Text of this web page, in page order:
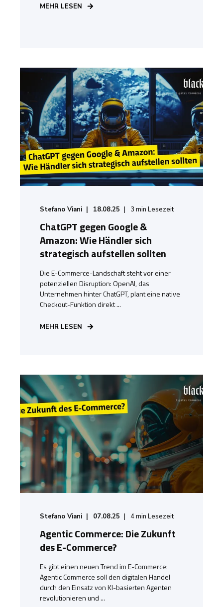
MEHR LESEN
Stefano Viani 18.08.25 3 min Lesezeit
ChatGPT gegen Google &
Amazon: Wie Händler sich
strategisch aufstellen sollten
Die E-Commerce-Landschaft steht vor einer
potenziellen Disruption: OpenAI, das
Unternehmen hinter ChatGPT, plant eine native
Checkout-Funktion direkt ...
MEHR LESEN
Stefano Viani 07.08.25 4min Lesezeit
Agentic Commerce: Die Zukunft
des E-Commerce?
Es gibt einen neuen Trend im E-Commerce:
Agentic Commerce soll den digitalen Handel
durch den Einsatz von KI-basierten Agenten
revolutionieren und ...